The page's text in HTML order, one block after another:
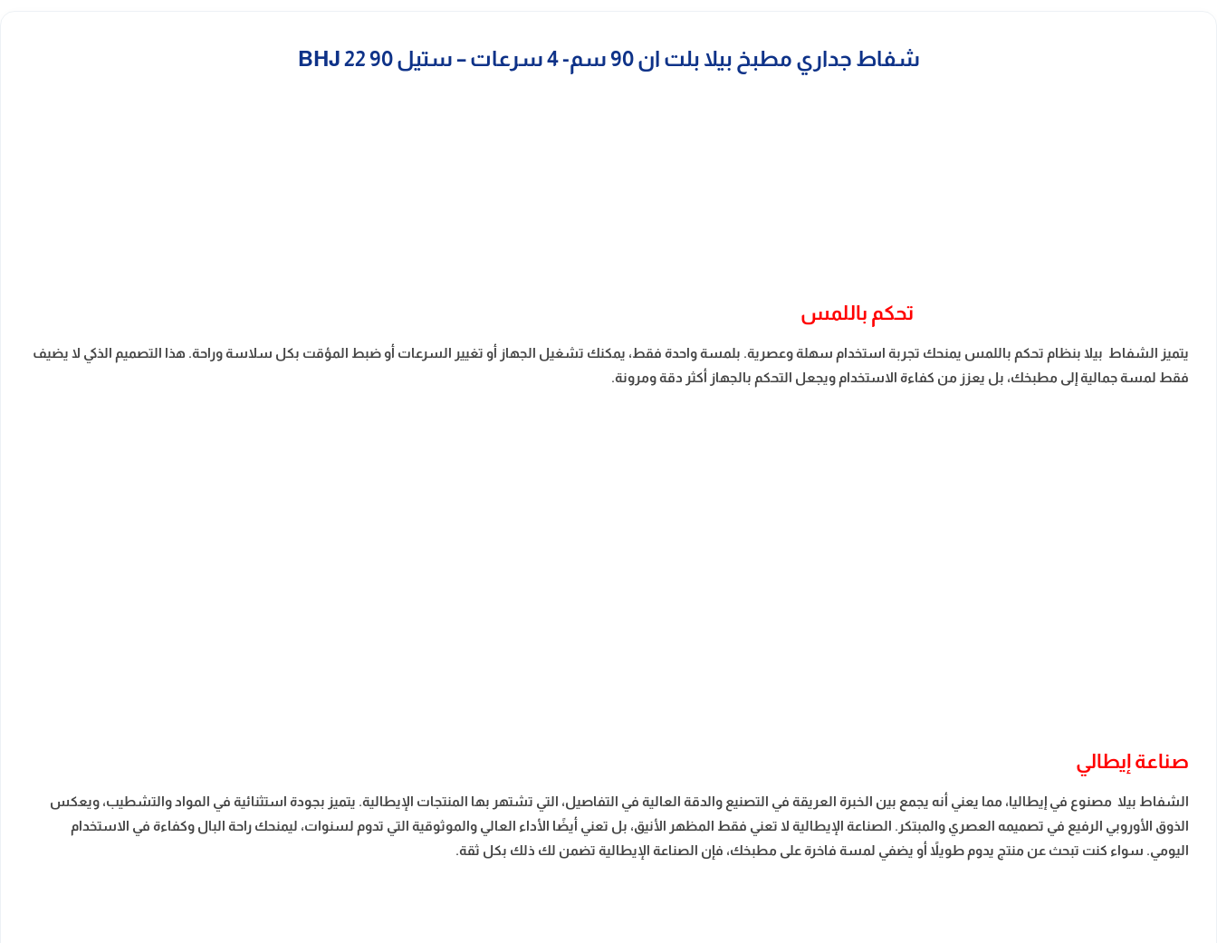
شفاط جداري مطبخ بيلا بلت ان 90 سم- 4 سرعات – ستيل BHJ 22 90
تحكم باللمس
يتميز الشفاط بيلا بنظام تحكم باللمس يمنحك تجربة استخدام سهلة وعصرية. بلمسة واحدة فقط، يمكنك تشغيل الجهاز أو تغيير السرعات أو ضبط المؤقت بكل سلاسة وراحة. هذا التصميم الذكي لا يضيف
فقط لمسة جمالية إلى مطبخك، بل يعزز من كفاءة الاستخدام ويجعل التحكم بالجهاز أكثر دقة ومرونة.
صناعة إيطالي
الشفاط بيلا مصنوع في إيطاليا، مما يعني أنه يجمع بين الخبرة العريقة في التصنيع والدقة العالية في التفاصيل، التي تشتهر بها المنتجات الإيطالية. يتميز بجودة استثنائية في المواد والتشطيب، ويعكس
الذوق الأوروبي الرفيع في تصميمه العصري والمبتكر. الصناعة الإيطالية لا تعني فقط المظهر الأنيق، بل تعني أيضًا الأداء العالي والموثوقية التي تدوم لسنوات، ليمنحك راحة البال وكفاءة في الاستخدام
اليومي. سواء كنت تبحث عن منتج يدوم طويلاً أو يضفي لمسة فاخرة على مطبخك، فإن الصناعة الإيطالية تضمن لك ذلك بكل ثقة.